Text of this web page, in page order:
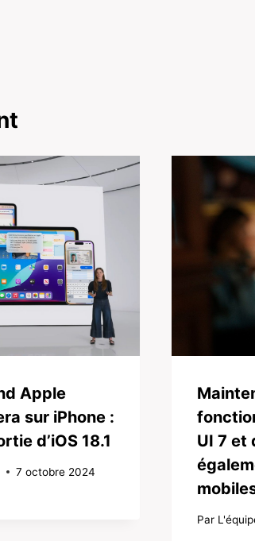
Apple
sur iPhone :
d’iOS 18.1
7 octobre 2024
UI 7 et
Par